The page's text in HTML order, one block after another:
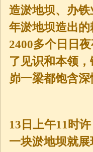
造淤地坝、办
年淤地坝造出
2400多个日日
了见识和本领
峁一梁都饱含深
13日上午11时
一块淤地坝就